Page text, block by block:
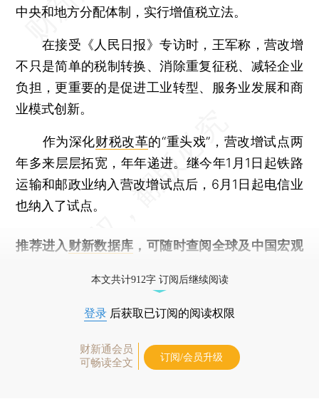
中央和地方分配体制，实行增值税立法。
在接受《人民日报》专访时，王军称，营改增
不只是简单的税制转换、消除重复征税、减轻企业
负担，更重要的是促进工业转型、服务业发展和商
业模式创新。
作为深化财税改革的“重头戏”，营改增试点两
年多来层层拓宽，年年递进。继今年1月1日起铁路
运输和邮政业纳入营改增试点后，6月1日起电信业
也纳入了试点。
推荐进入 财新数据库 ，可随时查阅全球及中国宏观
本文共计912字 订阅后继续阅读
登录 后获取已订阅的阅读权限
财新通会员
可畅读全文
订阅/会员升级